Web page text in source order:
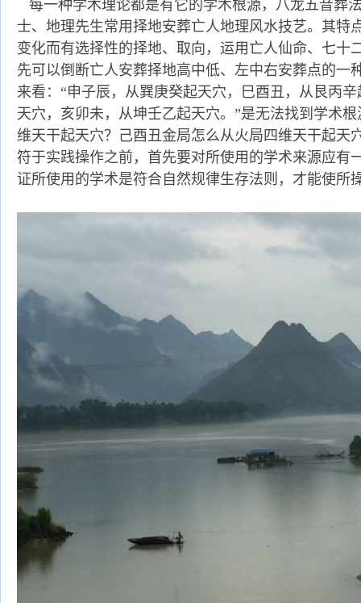
每一种学术理论都是有它的学术根源，八龙五音葬
士、地理先生常用择地安葬亡人地理风水技艺。其特
变化而有选择性的择地、取向，运用亡人仙命、七十
先可以倒断亡人安葬择地高中低、左中右安葬点的一
来看：“申子辰，从巽庚癸起天穴，巳酉丑，从艮丙
天穴，亥卯未，从坤壬乙起天穴。”是无法找到学术
维天干起天穴？己酉丑金局怎么从火局四维天干起天
符于实践操作之前，首先要对所使用的学术来源应有
证所使用的学术是符合自然规律生存法则，才能使所